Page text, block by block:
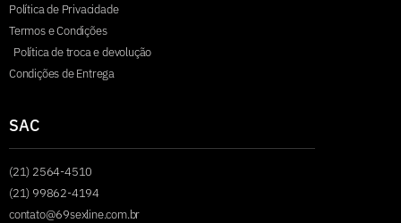
Política de Privacidade
Termos e Condições
Política de troca e devolução
Condições de Entrega
SAC
(21) 2564-4510
(21) 99862-4194
contato@69sexline.com.br